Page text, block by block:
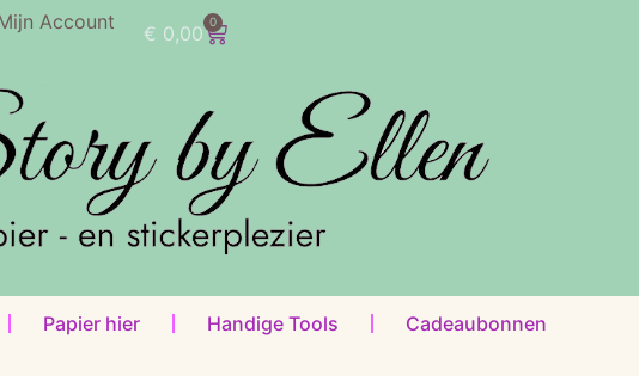
Account € 0,00 0
Papier hier Handige Tools Cadeaubonnen